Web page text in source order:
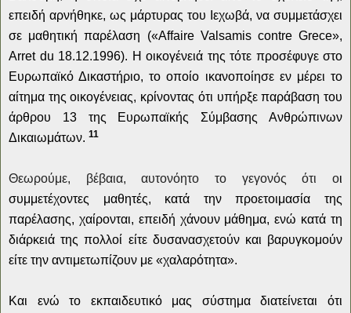
επειδή αρνήθηκε, ως μάρτυρας του Ιεχωβά, να συμμετάσχει
σε μαθητική παρέλαση («Affaire Valsamis contre Grece»,
Arret du 18.12.1996). Η οικογένειά της τότε προσέφυγε στο
Ευρωπαϊκό Δικαστήριο, το οποίο ικανοποίησε εν μέρει το
αίτημα της οικογένειας, κρίνοντας ότι υπήρξε παράβαση του
άρθρου 13 της Ευρωπαϊκής Σύμβασης Ανθρώπινων
Δικαιωμάτων. 11
Θεωρούμε, βέβαια, αυτονόητο το γεγονός ότι οι
συμμετέχοντες μαθητές, κατά την προετοιμασία της
παρέλασης, χαίρονται, επειδή χάνουν μάθημα, ενώ κατά τη
διάρκειά της πολλοί είτε δυσανασχετούν και βαρυγκομούν
είτε την αντιμετωπίζουν με «χαλαρότητα».
Και ενώ το εκπαιδευτικό μας σύστημα διατείνεται ότι